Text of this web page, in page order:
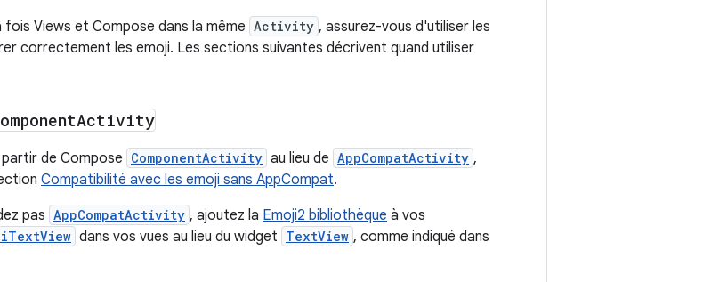
Views et Compose dans la même Activity , assurez-vous d'utiliser les
correctement les emoji. Les sections suivantes décrivent quand utiliser
Activity
de Compose ComponentActivity au lieu de AppCompatActivity ,
Compatibilité avec les emoji sans AppCompat.
pas AppCompatActivity , ajoutez la Emoji2 bibliothèque à vos
dans vos vues au lieu du widget TextView , comme indiqué dans